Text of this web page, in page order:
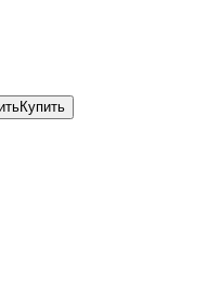
Купить